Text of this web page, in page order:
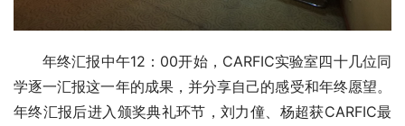
年终汇报中午12：00开始，CARFIC实验室四十几位同
学逐一汇报这一年的成果，并分享自己的感受和年终愿望。
年终汇报后进入颁奖典礼环节，刘力僮、杨超获CARFIC最